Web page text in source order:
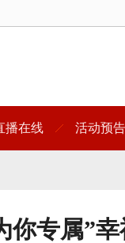
播在线 活动预告
你专属”幸